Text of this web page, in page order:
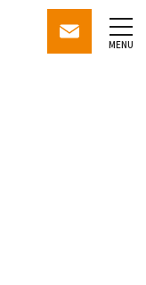
contactMENU